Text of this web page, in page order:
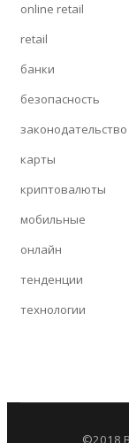
online retail
retail
банки
безопасность
законодательство
карты
криптовалюты
мобильные
онлайн
тенденции
технологии
©2018